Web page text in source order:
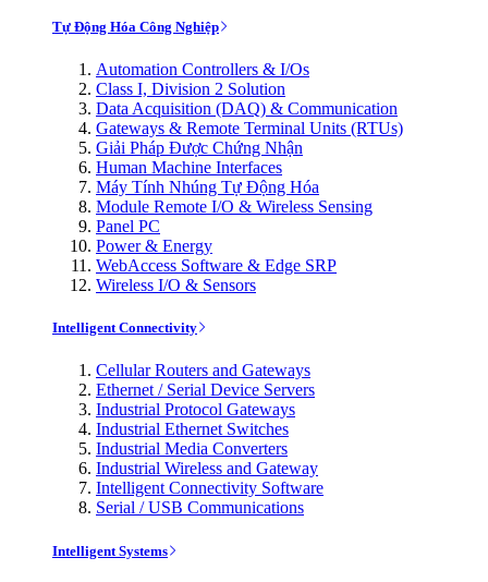
Tự Động Hóa Công Nghiệp
Automation Controllers & I/Os
Class I, Division 2 Solution
Data Acquisition (DAQ) & Communication
Gateways & Remote Terminal Units (RTUs)
Giải Pháp Được Chứng Nhận
Human Machine Interfaces
Máy Tính Nhúng Tự Động Hóa
Module Remote I/O & Wireless Sensing
Panel PC
Power & Energy
WebAccess Software & Edge SRP
Wireless I/O & Sensors
Intelligent Connectivity
Cellular Routers and Gateways
Ethernet / Serial Device Servers
Industrial Protocol Gateways
Industrial Ethernet Switches
Industrial Media Converters
Industrial Wireless and Gateway
Intelligent Connectivity Software
Serial / USB Communications
Intelligent Systems